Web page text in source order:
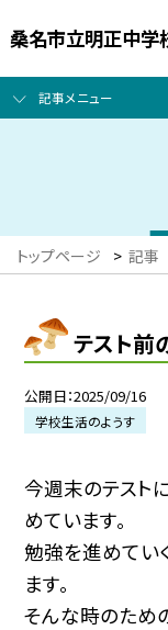
桑名市立明正中学
記事メニュー
トップページ > 記事
テスト前
公開日 2025/09/16
学校生活のようす
今週末のテスト
めています。
勉強を進めてい
ます。
そんな時のため